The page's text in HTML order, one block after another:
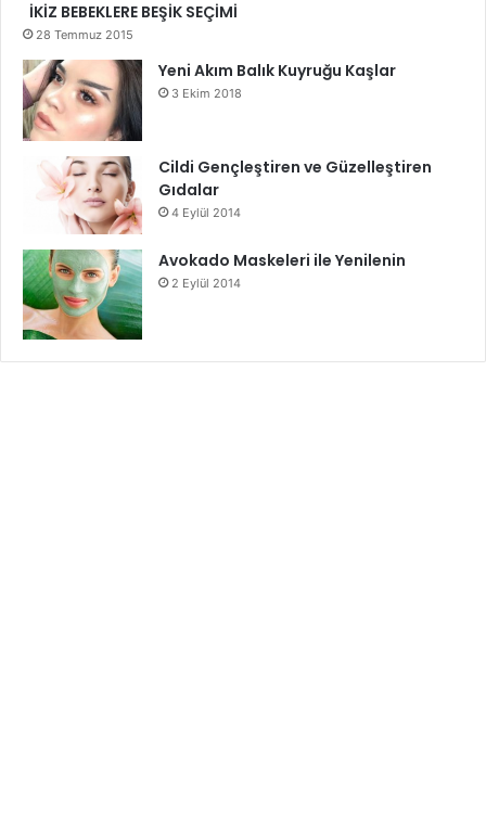
İKİZ BEBEKLERE BEŞİK SEÇİMİ
28 Temmuz 2015
Yeni Akım Balık Kuyruğu Kaşlar
3 Ekim 2018
Cildi Gençleştiren ve Güzelleştiren
Gıdalar
4 Eylül 2014
Avokado Maskeleri ile Yenilenin
2 Eylül 2014